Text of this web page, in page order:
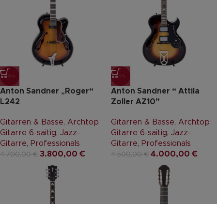
-19%
Anton Sandner „Roger“
L242
Gitarren & Bässe, Archtop
Gitarre 6-saitig, Jazz-
Gitarre, Professionals
4.700,00€ 3.800,00 €
-11%
Anton Sandner “ Attila
Zoller AZ10”
Gitarren & Bässe, Archtop
Gitarre 6-saitig, Jazz-
Gitarre, Professionals
4.500,00€ 4.000,00 €